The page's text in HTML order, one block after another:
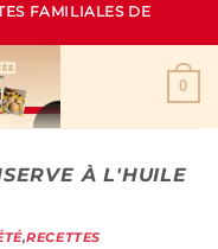
FAMILIALES DE
0
À L'HUILE
,RECETTES